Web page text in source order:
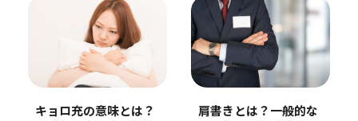
キョロ充の意味とは？
肩書きとは？一般的な